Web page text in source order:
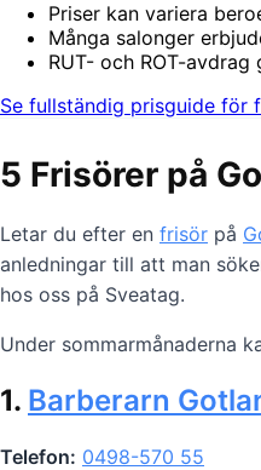
Priser kan variera
Många salonger
RUT- och ROT-
Se fullständig prisguide för
5 Frisörer på
Letar du efter en frisör på
anledningar till att man
hos oss på Sveatag.
Under sommarmånaderna
1. Barberarn
Telefon: 0498-570 55